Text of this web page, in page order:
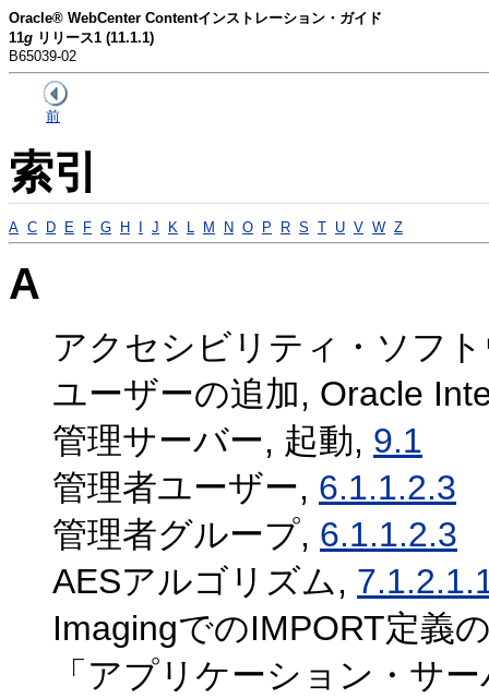
Oracle® WebCenter Contentインストレーション・ガイド
11g リリース1 (11.1.1)
B65039-02
前
索引
A C D E F G H J K M N O P R S T U V W Z
A
アクセシビリティ・ソフ
ユーザーの追加, Oracle
管理サーバー, 起動, 9.1
管理者ユーザー, 6.1.1.2.3
管理者グループ, 6.1.1.2.3
AESアルゴリズム,
ImagingでのIMPORT定義
「アプリケーション・サ